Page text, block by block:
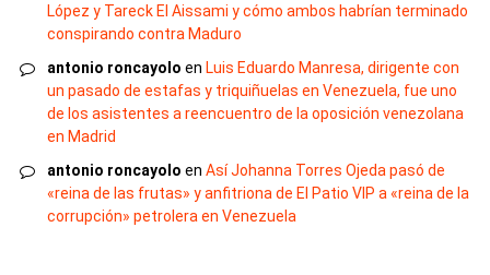
López y Tareck El Aissami y cómo ambos habrían terminado
conspirando contra Maduro
antonio roncayolo en Luis Eduardo Manresa, dirigente con
un pasado de estafas y triquiñuelas en Venezuela, fue uno
de los asistentes a reencuentro de la oposición venezolana
en Madrid
antonio roncayolo en Así Johanna Torres Ojeda pasó de
«reina de las frutas» y anfitriona de El Patio VIP a «reina de la
corrupción» petrolera en Venezuela